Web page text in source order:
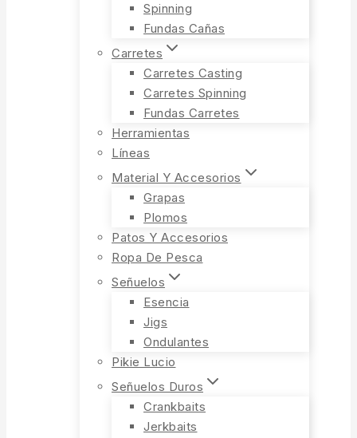
Spinning
Fundas Cañas
Carretes
Carretes Casting
Carretes Spinning
Fundas Carretes
Herramientas
Líneas
Material Y Accesorios
Grapas
Plomos
Patos Y Accesorios
Ropa De Pesca
Señuelos
Esencia
Jigs
Ondulantes
Pikie Lucio
Señuelos Duros
Crankbaits
Jerkbaits